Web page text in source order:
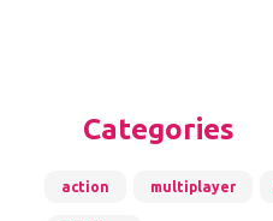
Categories
action multiplayer